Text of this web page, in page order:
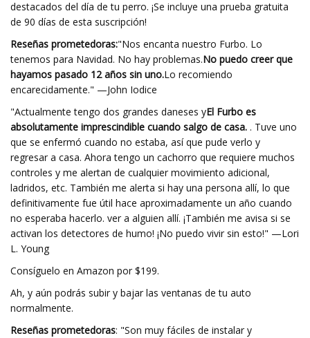
destacados del día de tu perro. ¡Se incluye una prueba gratuita
de 90 días de esta suscripción!
Reseñas prometedoras:"Nos encanta nuestro Furbo. Lo
tenemos para Navidad. No hay problemas.No puedo creer que
hayamos pasado 12 años sin uno.Lo recomiendo
encarecidamente." —John Iodice
"Actualmente tengo dos grandes daneses yEl Furbo es
absolutamente imprescindible cuando salgo de casa. . Tuve uno
que se enfermó cuando no estaba, así que pude verlo y
regresar a casa. Ahora tengo un cachorro que requiere muchos
controles y me alertan de cualquier movimiento adicional,
ladridos, etc. También me alerta si hay una persona allí, lo que
definitivamente fue útil hace aproximadamente un año cuando
no esperaba hacerlo. ver a alguien allí. ¡También me avisa si se
activan los detectores de humo! ¡No puedo vivir sin esto!" —Lori
L. Young
Consíguelo en Amazon por $199.
Ah, y aún podrás subir y bajar las ventanas de tu auto
normalmente.
Reseñas prometedoras: "Son muy fáciles de instalar y